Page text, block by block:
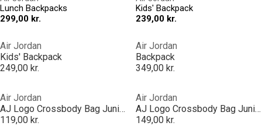
Lunch Backpacks
299,00 kr.
Kids' Backpack
239,00 kr.
Air Jordan
Kids' Backpack
249,00 kr.
Air Jordan
Backpack
349,00 kr.
Air Jordan
AJ Logo Crossbody Bag Juniors
119,00 kr.
Air Jordan
AJ Logo Crossbody Bag Juniors
149,00 kr.